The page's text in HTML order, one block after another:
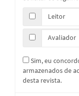
Leitor
Avaliador
armazenados de
desta revista.